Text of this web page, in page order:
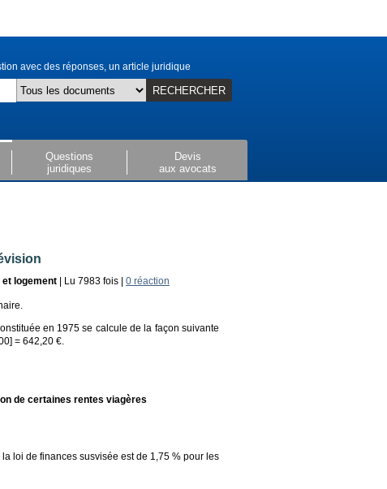
avec des réponses, un article juridique
RECHERCHER
Questions
juridiques
Devis
aux avocats
logement | Lu 7983 fois | 0 réaction
en 1975 se calcule de la façon suivante
= 642,20 €.
de certaines rentes viagères
loi de finances susvisée est de 1,75 % pour les